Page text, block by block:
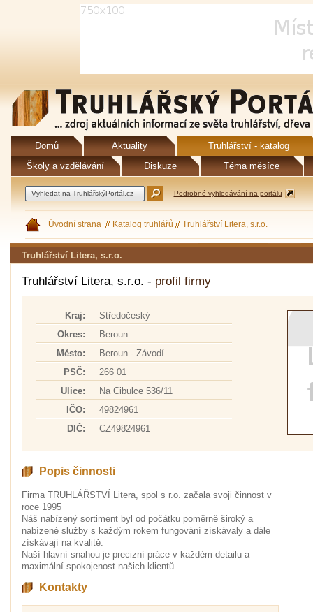
Domů Aktuality
Truhlářství - katalog
Školy a vzdělávání
Diskuze Téma měsíce
Podrobné vyhledávání na portálu
Úvodní strana Katalog truhlářů Truhlářství Litera, s.r.o.
Truhlářství Litera, s.r.o.
Truhlářství Litera, s.r.o. - profil firmy
Kraj:
Středočeský
Okres:
Beroun
Město:
Beroun - Závodí
PSČ:
266 01
Ulice:
Na Cibulce 536/11
IČO:
49824961
DIČ:
CZ49824961
Popis činnosti
Firma TRUHLÁŘSTVÍ Litera, spol s r.o. začala svoji činnost v
roce 1995
Náš nabízený sortiment byl od počátku poměrně široký a
nabízené služby s každým rokem fungování získávaly a dále
získávají na kvalitě.
Naší hlavní snahou je precizní práce v každém detailu a
maximální spokojenost našich klientů.
Kontakty